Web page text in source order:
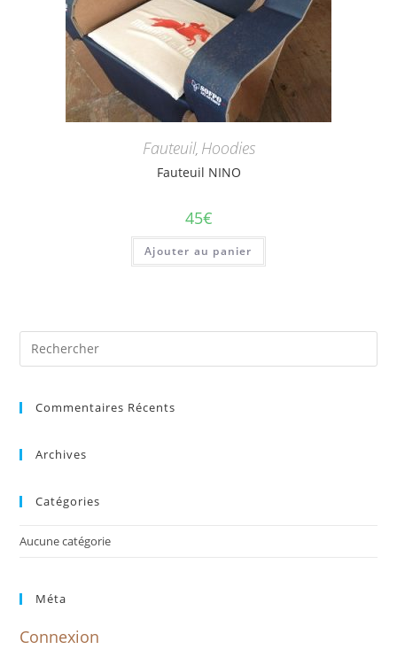
Fauteuil, Hoodies
Fauteuil NINO
45€
Ajouter au panier
Commentaires Récents
Archives
Catégories
Aucune catégorie
Méta
Connexion